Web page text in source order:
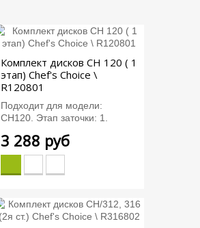
Комплект дисков СН 120 ( 1
этап) Chef's Choice \
R120801
Подходит для модели:
CH120. Этап заточки: 1.
3 288 руб